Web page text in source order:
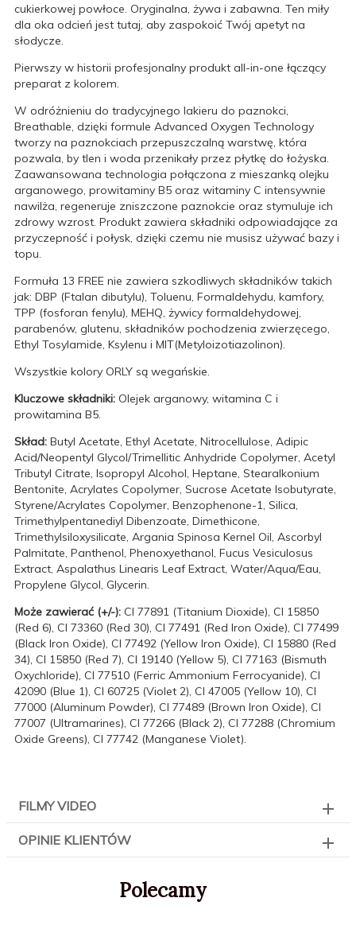
cukierkowej powłoce. Oryginalna, żywa i zabawna. Ten miły
dla oka odcień jest tutaj, aby zaspokoić Twój apetyt na
słodycze.
Pierwszy w historii profesjonalny produkt all-in-one łączący
preparat z kolorem.
W odróżnieniu do tradycyjnego lakieru do paznokci,
Breathable, dzięki formule Advanced Oxygen Technology
tworzy na paznokciach przepuszczalną warstwę, która
pozwala, by tlen i woda przenikały przez płytkę do łożyska.
Zaawansowana technologia połączona z mieszanką olejku
arganowego, prowitaminy B5 oraz witaminy C intensywnie
nawilża, regeneruje zniszczone paznokcie oraz stymuluje ich
zdrowy wzrost. Produkt zawiera składniki odpowiadające za
przyczepność i połysk, dzięki czemu nie musisz używać bazy i
topu.
Formuła 13 FREE nie zawiera szkodliwych składników takich
jak: DBP (Ftalan dibutylu), Toluenu, Formaldehydu, kamfory,
TPP (fosforan fenylu), MEHQ, żywicy formaldehydowej,
parabenów, glutenu, składników pochodzenia zwierzęcego,
Ethyl Tosylamide, Ksylenu i MIT(Metyloizotiazolinon).
Wszystkie kolory ORLY są wegańskie.
Kluczowe składniki: Olejek arganowy, witamina C i
prowitamina B5.
Skład: Butyl Acetate, Ethyl Acetate, Nitrocellulose, Adipic
Acid/Neopentyl Glycol/Trimellitic Anhydride Copolymer, Acetyl
Tributyl Citrate, Isopropyl Alcohol, Heptane, Stearalkonium
Bentonite, Acrylates Copolymer, Sucrose Acetate Isobutyrate,
Styrene/Acrylates Copolymer, Benzophenone-1, Silica,
Trimethylpentanediyl Dibenzoate, Dimethicone,
Trimethylsiloxysilicate, Argania Spinosa Kernel Oil, Ascorbyl
Palmitate, Panthenol, Phenoxyethanol, Fucus Vesiculosus
Extract, Aspalathus Linearis Leaf Extract, Water/Aqua/Eau,
Propylene Glycol, Glycerin.
Może zawierać (+/-): CI 77891 (Titanium Dioxide), CI 15850
(Red 6), CI 73360 (Red 30), CI 77491 (Red Iron Oxide), CI 77499
(Black Iron Oxide), CI 77492 (Yellow Iron Oxide), CI 15880 (Red
34), CI 15850 (Red 7), CI 19140 (Yellow 5), CI 77163 (Bismuth
Oxychloride), CI 77510 (Ferric Ammonium Ferrocyanide), CI
42090 (Blue 1), CI 60725 (Violet 2), CI 47005 (Yellow 10), CI
77000 (Aluminum Powder), CI 77489 (Brown Iron Oxide), CI
77007 (Ultramarines), CI 77266 (Black 2), CI 77288 (Chromium
Oxide Greens), CI 77742 (Manganese Violet).
FILMY VIDEO
OPINIE KLIENTÓW
Polecamy